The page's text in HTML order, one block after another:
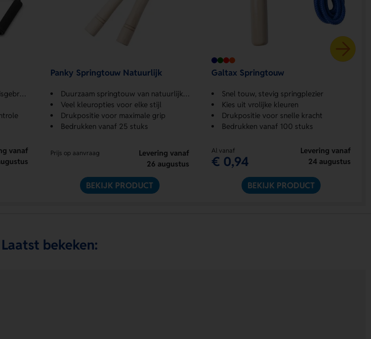
vanaf
Panky Springtouw Natuurlijk
Duurzaam springtouw van natuurlijk materiaal
Veel kleuropties voor elke stijl
Drukpositie voor maximale grip
Bedrukken vanaf 25 stuks
Prijs op aanvraag
Levering vanaf
26 augustus
BEKIJK PRODUCT
Galtax Springtouw
Snel touw, stevig springplezier
Kies uit vrolijke kleuren
Drukpositie voor snelle kracht
Bedrukken vanaf 100 stuks
Al vanaf
€ 0,94
Levering vanaf
24 augustus
BEKIJK PRODUCT
Laatst bekeken: